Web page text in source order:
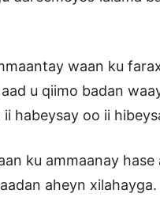
waan ku
u qiimo badan
habeysay oo ii
ku ammaanay
aheyn xilahayga.